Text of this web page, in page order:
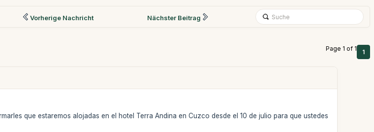
Vorherige Nachricht Nächster Beitrag
Page 1 of 1 1
que estaremos alojadas en el hotel Terra Andina en Cuzco desde el 10 de julio para que ustedes